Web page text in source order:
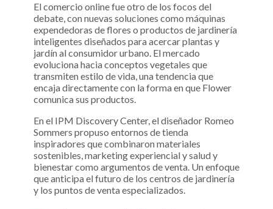
El comercio online fue otro de los focos del
debate, con nuevas soluciones como máquinas
expendedoras de flores o productos de jardinería
inteligentes diseñados para acercar plantas y
jardín al consumidor urbano. El mercado
evoluciona hacia conceptos vegetales que
transmiten estilo de vida, una tendencia que
encaja directamente con la forma en que Flower
comunica sus productos.
En el IPM Discovery Center, el diseñador Romeo
Sommers propuso entornos de tienda
inspiradores que combinaron materiales
sostenibles, marketing experiencial y salud y
bienestar como argumentos de venta. Un enfoque
que anticipa el futuro de los centros de jardinería
y los puntos de venta especializados.